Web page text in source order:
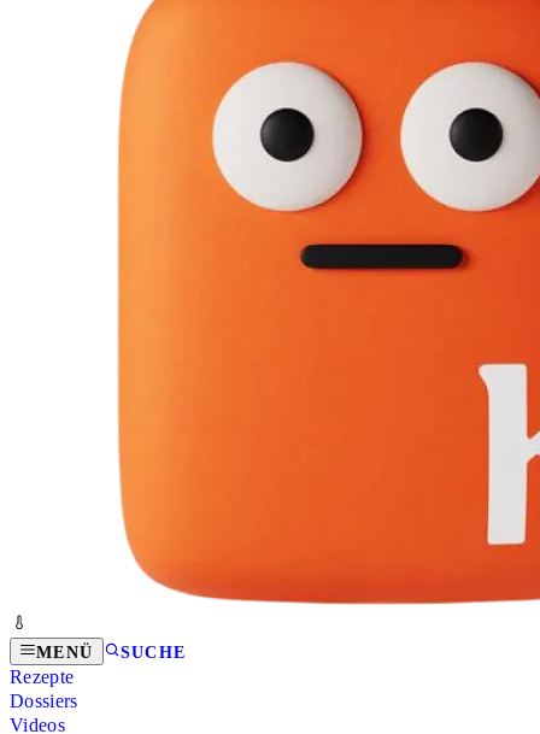
MENÜ SUCHE
Rezepte
Dossiers
Videos